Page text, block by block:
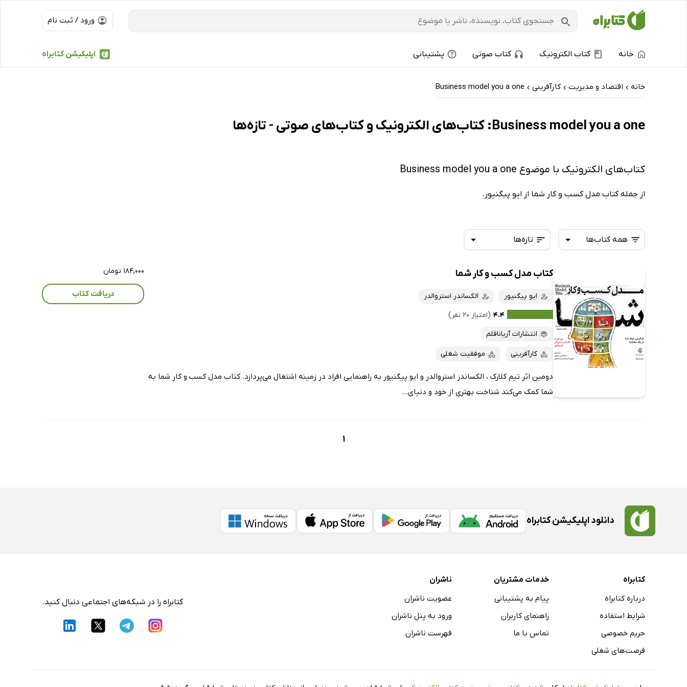
ورود / ثبت نام
اپلیکیشن کتابراه خانه کتاب الکترونیک کتاب صوتی پشتیبانی
خانه › اقتصاد و مدیریت › کارآفرینی ›
Business model you a one
Business model you a one: کتاب‌های الکترونیک و کتاب‌های صوتی - تازه‌ها
کتاب‌های الکترونیک با موضوع Business model you a one
از جمله کتاب مدل کسب و کار شما از ایو پیگنیور.
تازه‌ها
تازه‌ها
داغ‌ترین‌ها
پربحث‌ها
ارزان ترین‌ها
همه کتاب‌ها
کتاب‌های صوتی
کتاب‌های متنی
کتاب مدل کسب و کار شما
ایو پیگنیور
الکساندر استروالدر
۴.۴ (امتیاز ۲۰ نفر)
انتشارات آریاناقلم
کارآفرینی موفقیت شغلی
دومین اثر تیم کلارک ، الکساندر استروالدر و ایو پیگنیور به راهنمایی افراد در زمینه اشتغال می‌پردازد. کتاب مدل کسب و کار شما به
شما کمک می‌کند شناخت بهتری از خود و دنیای...
۱۸۴,۰۰۰ تومان
دریافت کتاب
1
دانلود اپلیکیشن کتابراه
کتابراه
درباره کتابراه
شرایط استفاده
حریم خصوصی
فرصت‌های شغلی
خدمات مشتریان
پیام به پشتیبانی
راهنمای کاربران
تماس با ما
ناشران
عضویت ناشران
ورود به پنل ناشران
فهرست ناشران
کتابراه را در شبکه‌های اجتماعی دنبال کنید.